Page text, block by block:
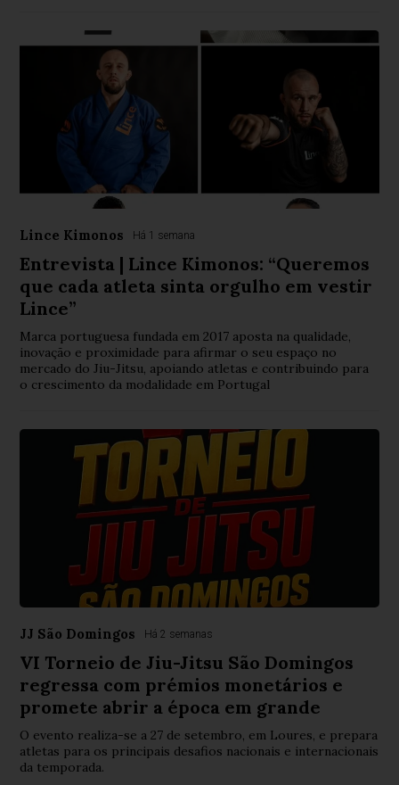
Lince Kimonos Há 1 semana
Entrevista | Lince Kimonos: “Queremos
que cada atleta sinta orgulho em vestir
Lince”
Marca portuguesa fundada em 2017 aposta na qualidade,
inovação e proximidade para afirmar o seu espaço no
mercado do Jiu-Jitsu, apoiando atletas e contribuindo para
o crescimento da modalidade em Portugal
JJ São Domingos Há 2 semanas
VI Torneio de Jiu-Jitsu São Domingos
regressa com prémios monetários e
promete abrir a época em grande
O evento realiza-se a 27 de setembro, em Loures, e prepara
atletas para os principais desafios nacionais e internacionais
da temporada.